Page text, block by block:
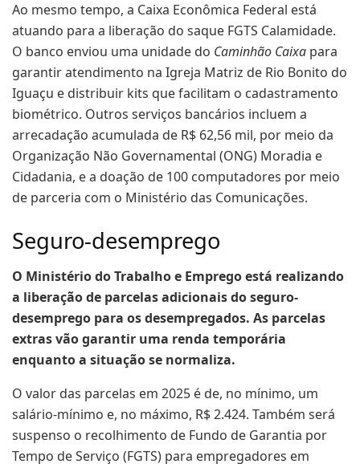
Ao mesmo tempo, a Caixa Econômica Federal está
atuando para a liberação do saque FGTS Calamidade.
O banco enviou uma unidade do Caminhão Caixa para
garantir atendimento na Igreja Matriz de Rio Bonito do
Iguaçu e distribuir kits que facilitam o cadastramento
biométrico. Outros serviços bancários incluem a
arrecadação acumulada de R$ 62,56 mil, por meio da
Organização Não Governamental (ONG) Moradia e
Cidadania, e a doação de 100 computadores por meio
de parceria com o Ministério das Comunicações.
Seguro-desemprego
O Ministério do Trabalho e Emprego está realizando
a liberação de parcelas adicionais do seguro-
desemprego para os desempregados. As parcelas
extras vão garantir uma renda temporária
enquanto a situação se normaliza.
O valor das parcelas em 2025 é de, no mínimo, um
salário-mínimo e, no máximo, R$ 2.424. Também será
suspenso o recolhimento de Fundo de Garantia por
Tempo de Serviço (FGTS) para empregadores em